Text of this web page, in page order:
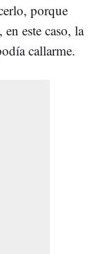
porque
este caso, la
callarme.